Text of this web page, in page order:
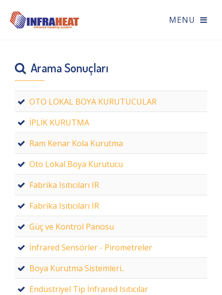
Arama Sonuçları
OTO LOKAL BOYA KURUTUCULAR
İPLİK KURUTMA
Ram Kenar Kola Kurutma
Oto Lokal Boya Kurutucu
Fabrika Isıtıcıları IR
Fabrika Isıtıcıları IR
Güç ve Kontrol Panosu
İnfrared Sensörler - Pirometreler
Boya Kurutma Sistemleri..
Endüstriyel Tip İnfrared Isıtıcılar